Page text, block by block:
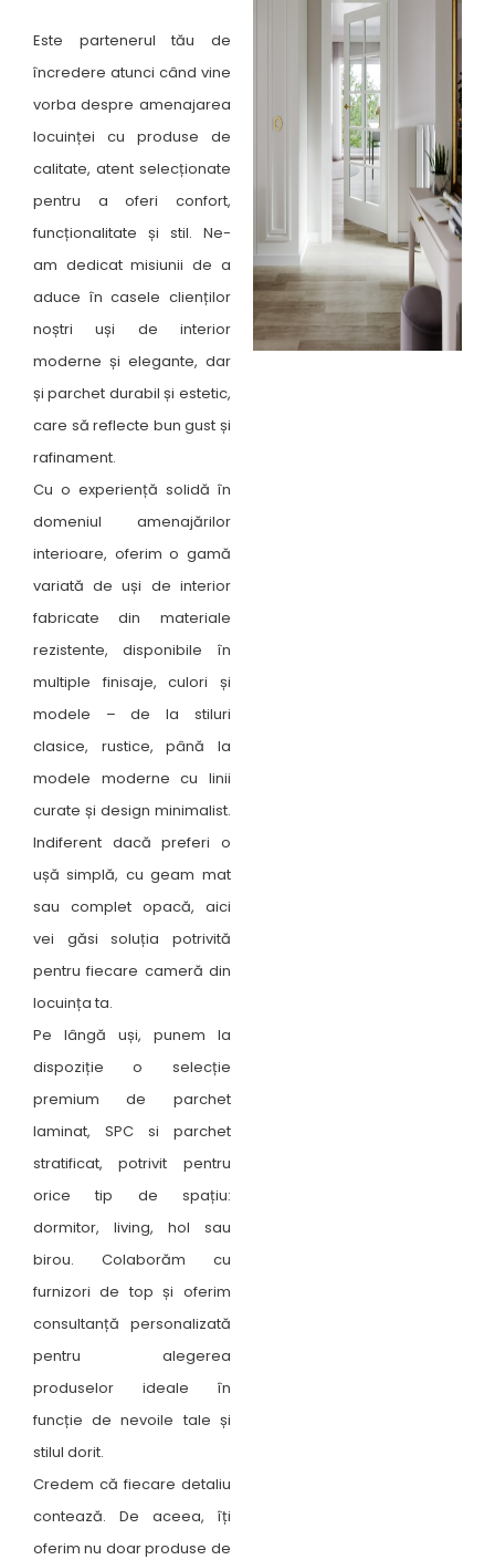
Este partenerul tău de
încredere atunci când vine
vorba despre amenajarea
locuinței cu produse de
calitate, atent selecționate
pentru a oferi confort,
funcționalitate și stil. Ne-
am dedicat misiunii de a
aduce în casele clienților
noștri uși de interior
moderne și elegante, dar
și parchet durabil și estetic,
care să reflecte bun gust și
rafinament.
Cu o experiență solidă în
domeniul amenajărilor
interioare, oferim o gamă
variată de uși de interior
fabricate din materiale
rezistente, disponibile în
multiple finisaje, culori și
modele – de la stiluri
clasice, rustice, până la
modele moderne cu linii
curate și design minimalist.
Indiferent dacă preferi o
ușă simplă, cu geam mat
sau complet opacă, aici
vei găsi soluția potrivită
pentru fiecare cameră din
locuința ta.
Pe lângă uși, punem la
dispoziție o selecție
premium de parchet
laminat, SPC si parchet
stratificat, potrivit pentru
orice tip de spațiu:
dormitor, living, hol sau
birou. Colaborăm cu
furnizori de top și oferim
consultanță personalizată
pentru alegerea
produselor ideale în
funcție de nevoile tale și
stilul dorit.
Credem că fiecare detaliu
contează. De aceea, îți
oferim nu doar produse de